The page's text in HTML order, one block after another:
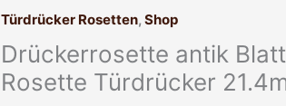
Türdrücker Rosetten, Shop
Drückerrosette antik
Rosette Türdrücker
Blattkranz
Messing
alt
Rosette
Türdrücker